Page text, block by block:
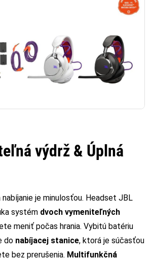
výdrž & Úplná
nabíjanie je minulosťou. Headset JBL
systém dvoch vymeniteľných
meniť počas hrania. Vybitú batériu
do nabíjacej stanice, ktorá je súčasťou
bez prerušenia. Multifunkčná